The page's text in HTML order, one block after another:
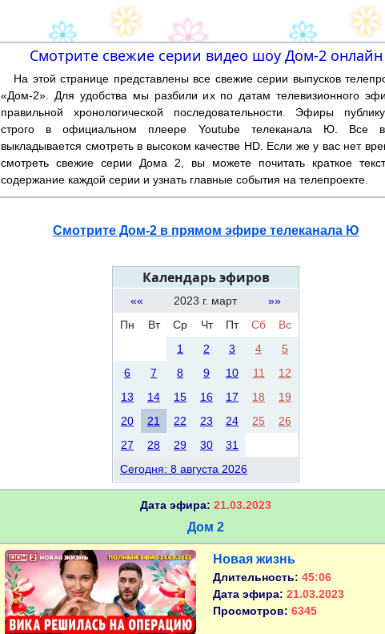
Смотрите свежие серии видео шоу Дом-2 онлайн
На этой странице представлены все свежие серии выпусков
«Дом-2». Для удобства мы разбили их по датам телевизионного
правильной хронологической последовательности. Эфиры
строго в официальном плеере Youtube телеканала Ю. Все
выкладывается смотреть в высоком качестве HD. Если же у вас нет
смотреть свежие серии Дома 2, вы можете почитать краткое
содержание каждой серии и узнать главные события на телепроекте.
Смотрите Дом-2 в прямом эфире телеканала Ю
Календарь эфиров
«« 2023 г. март
»»
Пн
Вт Ср Чт Пт Сб
Вс
1
2 3 4
5
6
7 8 9 10 11
12
13
14 15 16 17 18
19
20
21 22 23 24 25
26
27
28 29 30
31
Сегодня: 8 августа 2026
Дата эфира: 21.03.2023
Дом 2
Новая жизнь
Длительность: 45:06
Дата эфира: 21.03.2023
Просмотров: 6345